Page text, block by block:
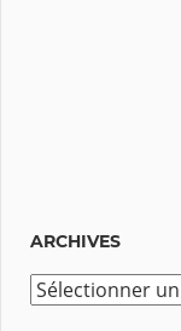
ARCHIVES
A